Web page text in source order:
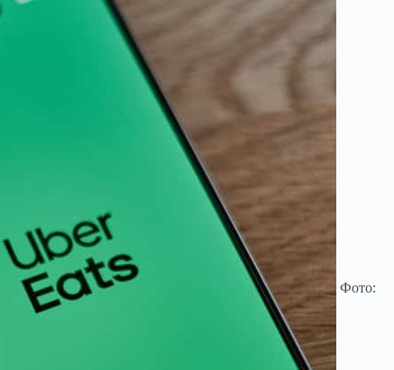
Фото: